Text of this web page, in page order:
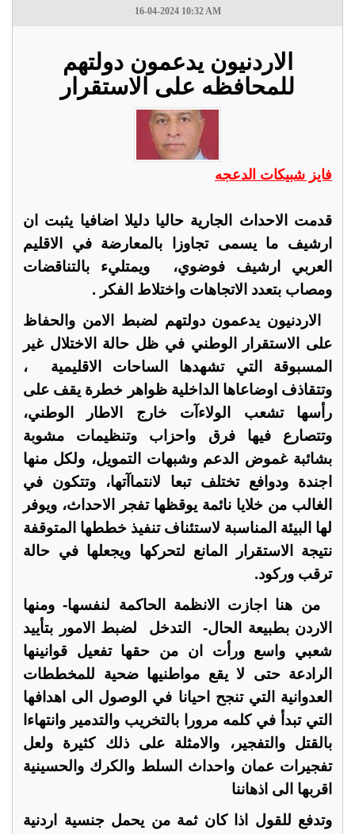
16-04-2024 10:32 AM
الاردنيون يدعمون دولتهم
للمحافظه على الاستقرار
فايز شبيكات الدعجه
قدمت الاحداث الجارية حاليا دليلا اضافيا يثبت ان
ارشيف ما يسمى تجاوزا بالمعارضة في الاقليم
العربي ارشيف فوضوي، ويمتليء بالتناقضات
ومصاب بتعدد الاتجاهات واختلاط الفكر .
الاردنيون يدعمون دولتهم لضبط الامن والحفاظ
على الاستقرار الوطني في ظل حالة الاختلال غير
المسبوقة التي تشهدها الساحات الاقليمية ،
وتتقاذف اوضاعاها الداخلية ظواهر خطرة يقف على
رأسها تشعب الولاءآت خارج الاطار الوطني،
وتتصارع فيها فرق واحزاب وتنظيمات مشوبة
بشائبة غموض الدعم وشبهات التمويل، ولكل منها
اجندة ودوافع تختلف تبعا لانتماآتها، وتتكون في
الغالب من خلايا نائمة يوقظها تفجر الاحداث، ويوفر
لها البيئة المناسبة لاستئناف تنفيذ خططها المتوقفة
نتيجة الاستقرار المانع لتحركها ويجعلها في حالة
ترقب وركود.
من هنا اجازت الانظمة الحاكمة لنفسها- ومنها
الاردن بطبيعة الحال- التدخل لضبط الامور بتأييد
شعبي واسع ورأت ان من حقها تفعيل قوانينها
الرادعة حتى لا يقع مواطنيها ضحية للمخططات
العدوانية التي تنجح احيانا في الوصول الى اهدافها
التي تبدأ في كلمه مرورا بالتخريب والتدمير وانتهاءا
بالقتل والتفجير، والامثلة على ذلك كثيرة ولعل
تفجيرات عمان واحداث السلط والكرك والحسينية
اقربها الى اذهاننا
وتدفع للقول اذا كان ثمة من يحمل جنسية اردنية